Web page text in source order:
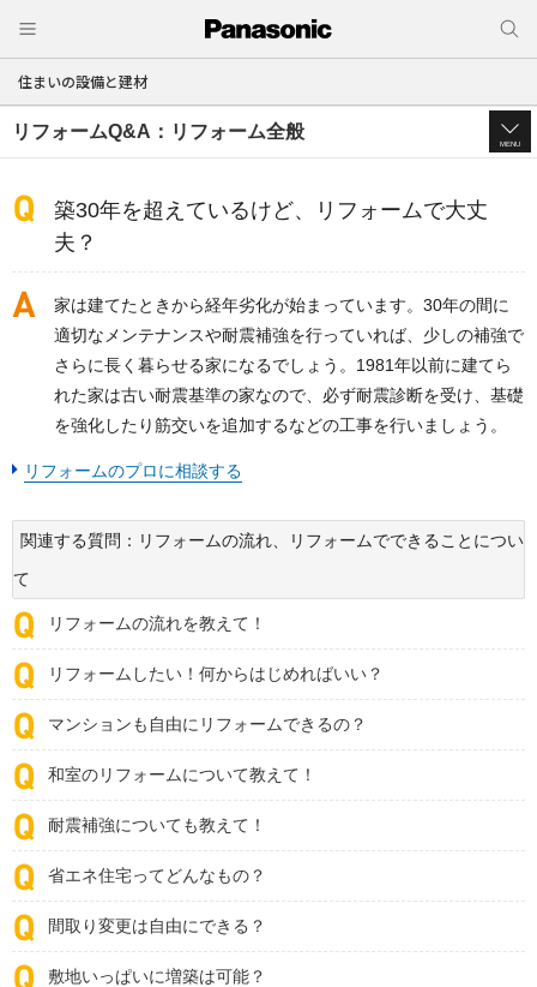
住まいの設備と建材
リフォームQ&A：リフォーム全般
MENU
築30年を超えているけど、リフォームで大丈
夫？
家は建てたときから経年劣化が始まっています。30年の間に
適切なメンテナンスや耐震補強を行っていれば、少しの補強で
さらに長く暮らせる家になるでしょう。1981年以前に建てら
れた家は古い耐震基準の家なので、必ず耐震診断を受け、基礎
を強化したり筋交いを追加するなどの工事を行いましょう。
リフォームのプロに相談する
関連する質問：リフォームの流れ、リフォームでできることについ
て
リフォームの流れを教えて！
リフォームしたい！何からはじめればいい？
マンションも自由にリフォームできるの？
和室のリフォームについて教えて！
耐震補強についても教えて！
省エネ住宅ってどんなもの？
間取り変更は自由にできる？
敷地いっぱいに増築は可能？